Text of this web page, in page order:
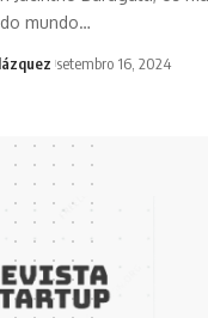
mundo…
setembro 16, 2024